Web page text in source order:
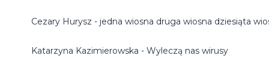
Cezary Hurysz - jedna wiosna druga wiosna dziesiąta
Katarzyna Kazimierowska - Wyleczą nas wirusy